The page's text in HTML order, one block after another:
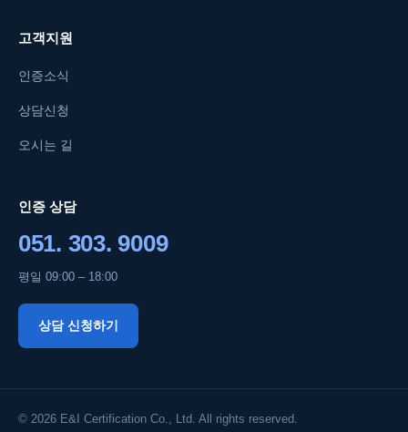
고객지원
인증소식
상담신청
오시는 길
인증 상담
051. 303. 9009
평일 09:00 – 18:00
상담 신청하기
© 2026 E&I Certification Co., Ltd. All rights reserved.